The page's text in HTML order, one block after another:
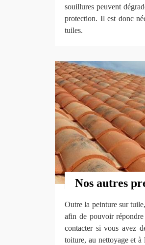
souillures peuvent
protection. Il est donc
tuiles.
Nos autres
Outre la peinture sur
afin de pouvoir
contacter si vous avez
toiture, au nettoyage et à